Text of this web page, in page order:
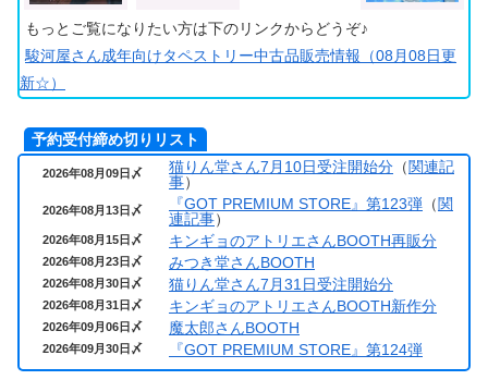
もっとご覧になりたい方は下のリンクからどうぞ♪
駿河屋さん成年向けタペストリー中古品販売情報（08月08日更
新☆）
予約受付締め切りリスト
2026年08月09日〆 猫りん堂さん7月10日受注開始分 （関連記
事）
2026年08月13日〆 『GOT PREMIUM STORE』第123弾 （関
連記事）
2026年08月15日〆 キンギョのアトリエさんBOOTH再販分
2026年08月23日〆 みつき堂さんBOOTH
2026年08月30日〆 猫りん堂さん7月31日受注開始分
2026年08月31日〆 キンギョのアトリエさんBOOTH新作分
2026年09月06日〆 魔太郎さんBOOTH
2026年09月30日〆 『GOT PREMIUM STORE』第124弾